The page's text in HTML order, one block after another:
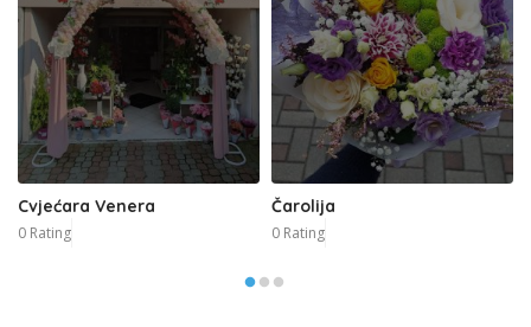
Cvjećara Venera
0 Rating
Čarolija
0 Rating